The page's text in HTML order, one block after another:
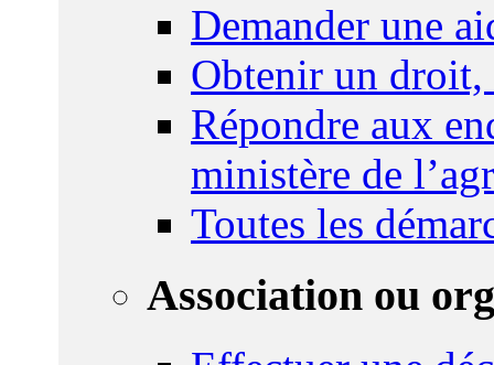
Demander une
Obtenir un droit,
Répondre aux
ministère de
Toutes les
Association ou